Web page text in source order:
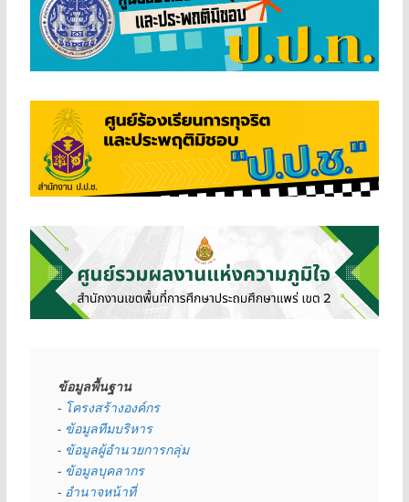
ข้อมูลพื้นฐาน
- โครงสร้างองค์กร
- ข้อมูลทีมบริหาร
- ข้อมูลผู้อำนวยการกลุ่ม
- ข้อมูลบุคลากร
- อำนาจหน้าที่